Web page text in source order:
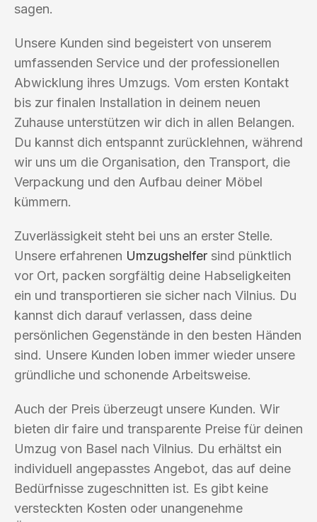
sagen.
Unsere Kunden sind begeistert von unserem
umfassenden Service und der professionellen
Abwicklung ihres Umzugs. Vom ersten Kontakt
bis zur finalen Installation in deinem neuen
Zuhause unterstützen wir dich in allen Belangen.
Du kannst dich entspannt zurücklehnen, während
wir uns um die Organisation, den Transport, die
Verpackung und den Aufbau deiner Möbel
kümmern.
Zuverlässigkeit steht bei uns an erster Stelle.
Unsere erfahrenen Umzugshelfer sind pünktlich
vor Ort, packen sorgfältig deine Habseligkeiten
ein und transportieren sie sicher nach Vilnius. Du
kannst dich darauf verlassen, dass deine
persönlichen Gegenstände in den besten Händen
sind. Unsere Kunden loben immer wieder unsere
gründliche und schonende Arbeitsweise.
Auch der Preis überzeugt unsere Kunden. Wir
bieten dir faire und transparente Preise für deinen
Umzug von Basel nach Vilnius. Du erhältst ein
individuell angepasstes Angebot, das auf deine
Bedürfnisse zugeschnitten ist. Es gibt keine
versteckten Kosten oder unangenehme